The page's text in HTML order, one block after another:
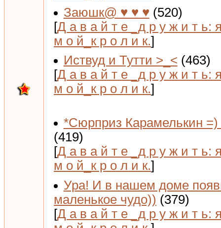
Заюшк@ ♥ ♥ ♥ (520)
[Д а в а й т е _д р у ж и т ь:
м о й_к р о л и к.]
Иствуд и Тутти >_< (463)
[Д а в а й т е _д р у ж и т ь:
м о й_к р о л и к.]
*Сюрприз Карамелькин =)
(419)
[Д а в а й т е _д р у ж и т ь:
м о й_к р о л и к.]
Ура! И в нашем доме
маленькое чудо)) (379)
[Д а в а й т е _д р у ж и т ь: